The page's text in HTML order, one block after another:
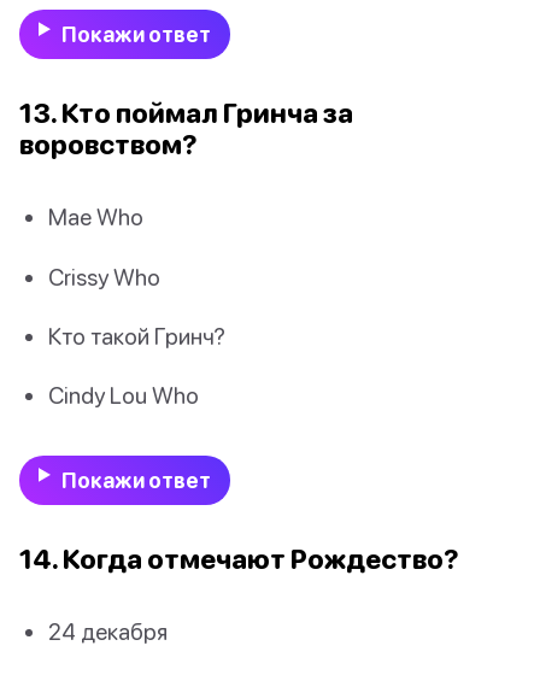
Покажи ответ
13. Кто поймал Гринча за
воровством?
Mae Who
Crissy Who
Кто такой Гринч?
Cindy Lou Who
Покажи ответ
14. Когда отмечают Рождество?
24 декабря